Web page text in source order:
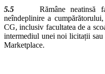
5.5
Rămâne neatinsă
neîndeplinire a
CG, inclusiv facultatea de a
intermediul unei noi licitații
Marketplace.